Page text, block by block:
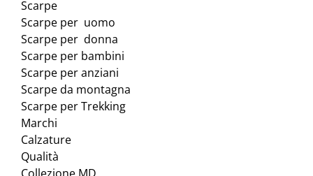
Scarpe
Scarpe per uomo
Scarpe per donna
Scarpe per bambini
Scarpe per anziani
Scarpe da montagna
Scarpe per Trekking
Marchi
Calzature
Qualità